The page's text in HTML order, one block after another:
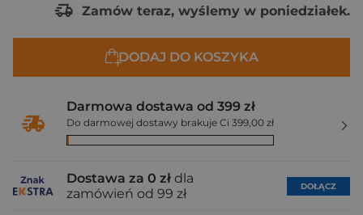
Zamów teraz, wyślemy w poniedziałek.
DODAJ DO KOSZYKA
Darmowa dostawa od 399 zł
Do darmowej dostawy brakuje Ci 399,00 zł
Dostawa za 0 zł dla
zamówień od 99 zł
DOŁĄCZ